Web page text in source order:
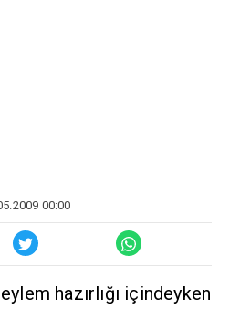
00:00
hazırlığı içindeyken